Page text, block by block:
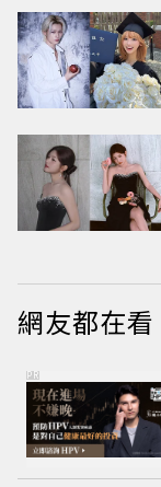
網友都在看
PR